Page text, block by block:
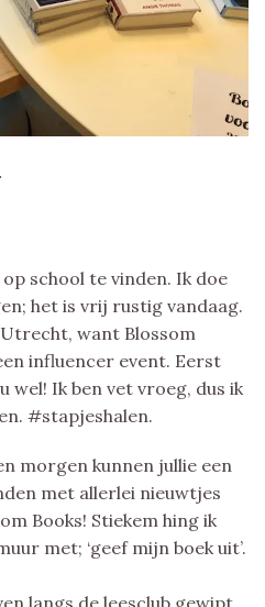
school te vinden. Ik doe
het is vrij rustig vandaag.
want Blossom
influencer event. Eerst
wel! Ik ben vet vroeg, dus ik
#stapjeshalen.
morgen kunnen jullie een
met allerlei nieuwtjes
Books! Stiekem hing ik
met; ‘geef mijn boek uit’.
langs de leesclub gewipt